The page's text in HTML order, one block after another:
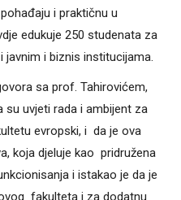
i praktičnu u
edukuje 250 studenata za
javnim i biznis institucijama.
sa prof. Tahirovićem,
uvjeti rada i ambijent za
evropski, i da je ova
koja djeluje kao pridružena
i istakao je da je
fakulteta i za dodatnu